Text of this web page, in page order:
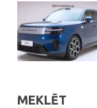
MEKLĒT